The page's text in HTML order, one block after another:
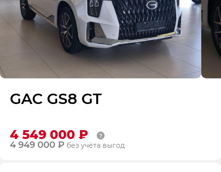
GAC GS8 GT
4 549 000 ₽
4 949 000 ₽ без учёта выгод